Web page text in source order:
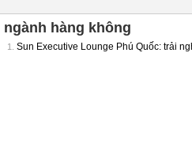
ngành hàng không
1. Sun Executive Lounge Phú Quốc: trải